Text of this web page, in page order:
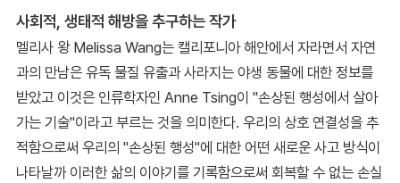
사회적, 생태적 해방을 추구하는 작가
멜리사 왕 Melissa Wang는 캘리포니아 해안에서 자라면서 자연
과의 만남은 유독 물질 유출과 사라지는 야생 동물에 대한 정보를
받았고 이것은 인류학자인 Anne Tsing이 "손상된 행성에서 살아
가는 기술"이라고 부르는 것을 의미한다. 우리의 상호 연결성을 추
적함으로써 우리의 "손상된 행성"에 대한 어떤 새로운 사고 방식이
나타날까 이러한 삶의 이야기를 기록함으로써 회복할 수 없는 손실